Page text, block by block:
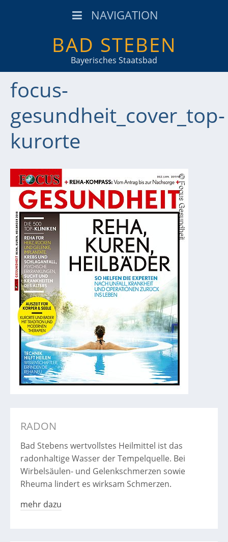
NAVIGATION
BAD STEBEN
Bayerisches Staatsbad
focus-
gesundheit_cover_top-
kurorte
RADON
Bad Stebens wertvollstes Heilmittel ist das
radonhaltige Wasser der Tempelquelle. Bei
Wirbelsäulen- und Gelenkschmerzen sowie
Rheuma lindert es wirksam Schmerzen.
mehr dazu